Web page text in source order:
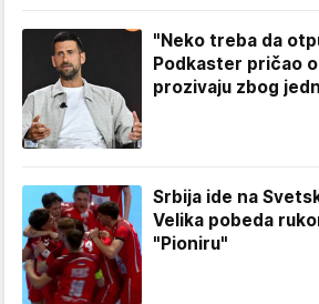
"Neko treba da
Podkaster pričao
prozivaju zbog
Srbija ide na
Velika pobeda
"Pioniru"